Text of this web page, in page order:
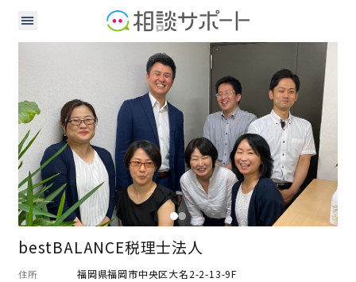
bestBALANCE税理士法人
住所 福岡県福岡市中央区大名2-2-13-9F